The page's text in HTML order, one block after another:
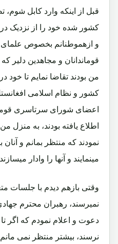
قبل از اینکه وارد کابل شوم،
کشور شده خود را از نزدیک
و ازهموطنانم بخصوص علمای
قوماندانان و مجاهدین دلیر
من بودند تقاضا نمایم تا خود
کشور و نظام اسلامی
اعضای شورای سرتاسری
اطلاع یافته بودند، به منزل
نمودند که منتظر بمانم و
مینمایند و آنها را وادار
وقتی بازهم دیدم با جلسات
نمیرسند، رهبران محترم
دعوت و اعلام نمودم که اگر
نرسند، بیشتر منتظر نمی